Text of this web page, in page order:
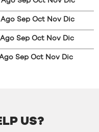
Ago Sep Oct Nov Dic
Ago Sep Oct Nov Dic
Sep Oct Nov Dic
US?